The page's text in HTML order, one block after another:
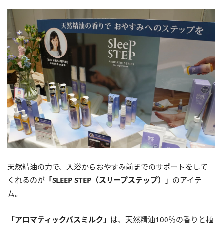
天然精油の力で、入浴からおやすみ前までのサポートをして
くれるのが 「SLEEP STEP（スリープステップ）」 のアイテ
ム。
「アロマティックバスミルク」 は、天然精油100％の香りと植